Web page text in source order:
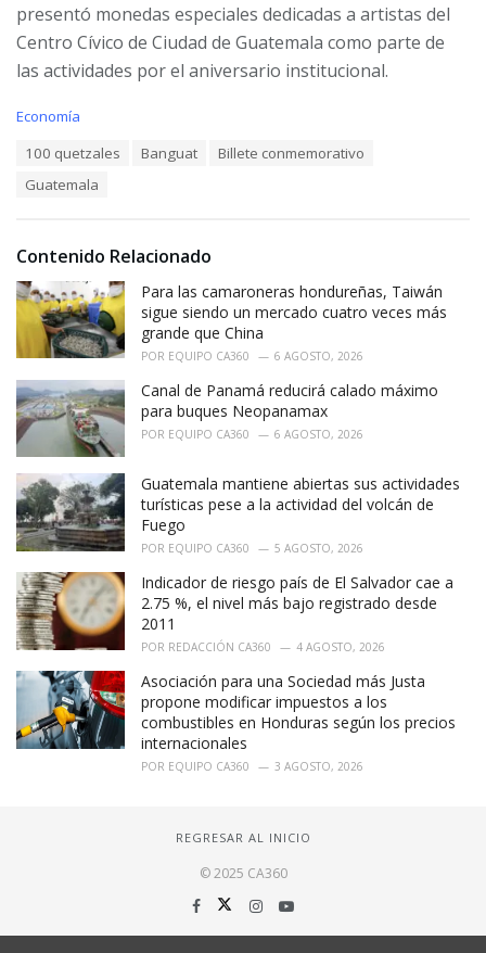
presentó monedas especiales dedicadas a artistas del
Centro Cívico de Ciudad de Guatemala como parte de
las actividades por el aniversario institucional.
C
i
s
Economía
100 quetzales Banguat
Billete conmemorativo
Guatemala
Contenido Relacionado
Para las camaroneras hondureñas, Taiwán
sigue siendo un mercado cuatro veces más
grande que China
POR EQUIPO CA360 6 AGOSTO, 2026
Canal de Panamá reducirá calado máximo
para buques Neopanamax
POR EQUIPO CA360 6 AGOSTO, 2026
Guatemala mantiene abiertas sus actividades
turísticas pese a la actividad del volcán de
Fuego
POR EQUIPO CA360 5 AGOSTO, 2026
Indicador de riesgo país de El Salvador cae a
2.75 %, el nivel más bajo registrado desde
2011
POR REDACCIÓN CA360 4 AGOSTO, 2026
Asociación para una Sociedad más Justa
propone modificar impuestos a los
combustibles en Honduras según los precios
internacionales
POR EQUIPO CA360 3 AGOSTO, 2026
REGRESAR AL INICIO
© 2025 CA360